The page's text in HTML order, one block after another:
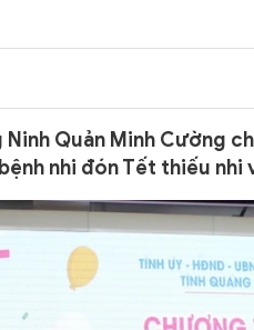
Quản Minh Cường
nhi đón Tết thiếu nhi